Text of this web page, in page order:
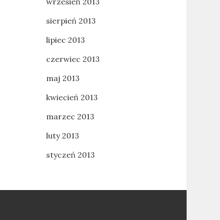
sierpień 2013
lipiec 2013
czerwiec 2013
maj 2013
kwiecień 2013
marzec 2013
luty 2013
styczeń 2013